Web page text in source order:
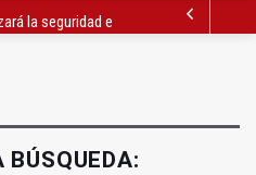
la seguridad el 12 de agosto por el
BÚSQUEDA: